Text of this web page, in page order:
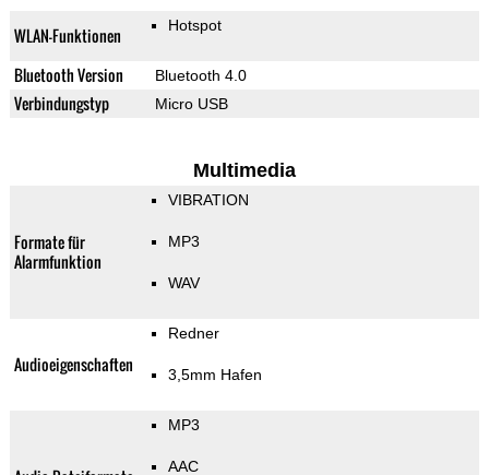
WLAN-Funktionen Hotspot
Bluetooth Version Bluetooth 4.0
Verbindungstyp Micro USB
Multimedia
Formate für
Alarmfunktion
VIBRATION
MP3
WAV
Audioeigenschaften
Redner
3,5mm Hafen
MP3
AAC